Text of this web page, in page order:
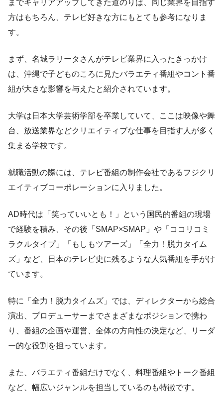
までキャリアアップしてきた道のりは、同じ業界を目指す
方はもちろん、テレビ好きな方にもとても参考になりま
す。
まず、名城ラリータさんがテレビ業界に入ったきっかけ
は、沖縄で子どものころに見たバラエティ番組やコント番
組が大きな影響を与えたと紹介されています。
大学は日本大学芸術学部を卒業していて、ここは映像や舞
台、放送業界などクリエイティブな仕事を目指す人が多く
集まる学校です。
就職活動の際には、テレビ番組の制作会社であるフジクリ
エイティブコーポレーションに入りました。
AD時代は「笑っていいとも！」という国民的番組の現場
で経験を積み、その後「SMAP×SMAP」や「ココリコミ
ラクルタイプ」「もしもツアーズ」「全力！脱力タイム
ズ」など、日本のテレビ史に残るような人気番組を手がけ
ています。
特に「全力！脱力タイムズ」では、ディレクターから総合
演出、プロデューサーまでさまざまなポジションで携わ
り、番組の企画や運営、全体の方向性の決定など、リーダ
ー的な役割を担っています。
また、バラエティ番組だけでなく、料理番組やトーク番組
など、幅広いジャンルを担当しているのも特徴です。